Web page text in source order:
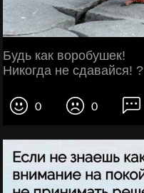
Будь как воробушек!
Никогда не сдавайся! ?
0 0